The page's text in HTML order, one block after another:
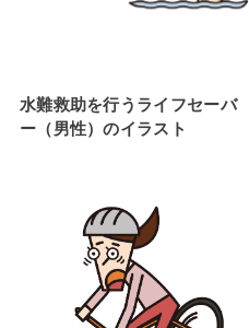
水難救助を行うライフセーバ
ー（男性）のイラスト